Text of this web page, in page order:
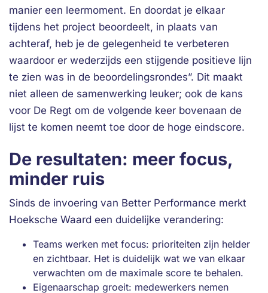
manier een leermoment. En doordat je elkaar
tijdens het project beoordeelt, in plaats van
achteraf, heb je de gelegenheid te verbeteren
waardoor er wederzijds een stijgende positieve lijn
te zien was in de beoordelingsrondes”. Dit maakt
niet alleen de samenwerking leuker; ook de kans
voor De Regt om de volgende keer bovenaan de
lijst te komen neemt toe door de hoge eindscore.
De resultaten: meer focus,
minder ruis
Sinds de invoering van Better Performance merkt
Hoeksche Waard een duidelijke verandering:
Teams werken met focus: prioriteiten zijn helder
en zichtbaar. Het is duidelijk wat we van elkaar
verwachten om de maximale score te behalen.
Eigenaarschap groeit: medewerkers nemen